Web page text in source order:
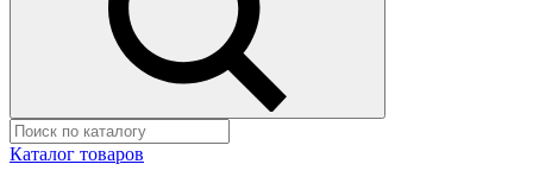
Каталог товаров